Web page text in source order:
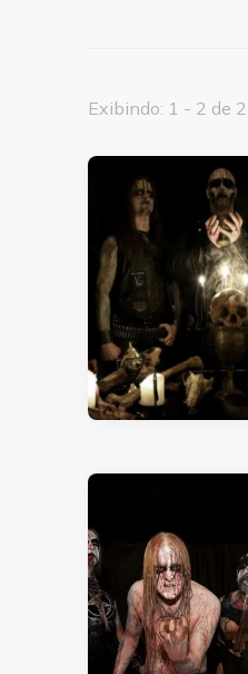
Exibindo: 1 - 2 de